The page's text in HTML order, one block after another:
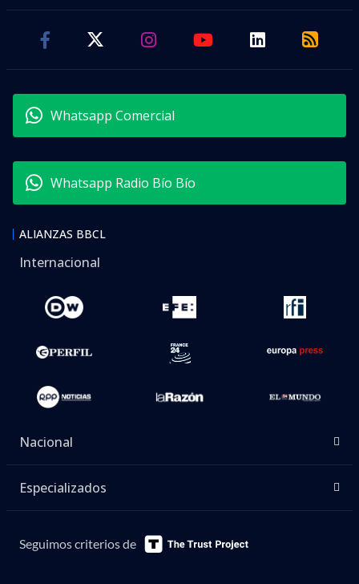
Whatsapp Comercial
Whatsapp Radio Bío Bío
ALIANZAS BBCL
Internacional
Nacional
Especializados
Seguimos criterios de